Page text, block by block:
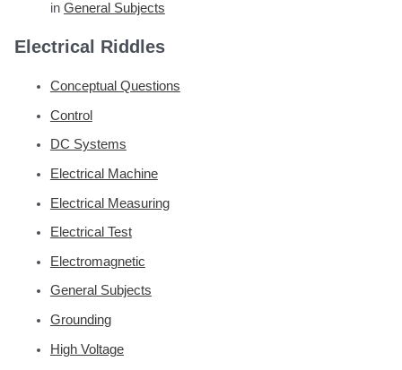
in General Subjects
Electrical Riddles
Conceptual Questions
Control
DC Systems
Electrical Machine
Electrical Measuring
Electrical Test
Electromagnetic
General Subjects
Grounding
High Voltage